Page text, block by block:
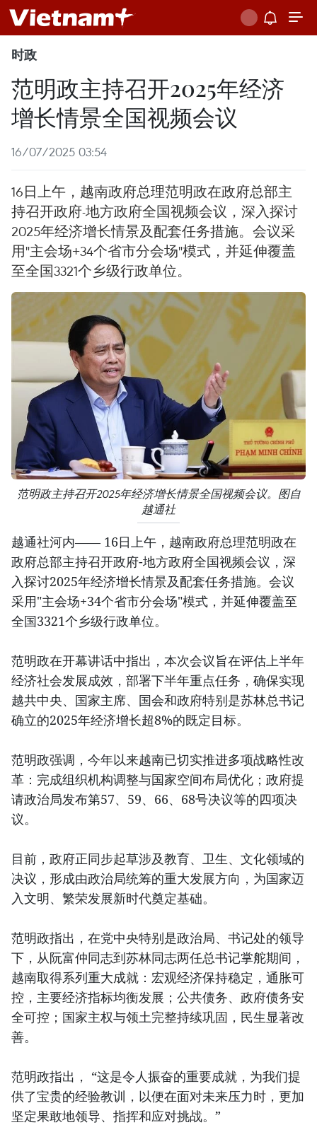
时政
范明政主持召开2025年经济
增长情景全国视频会议
16/07/2025 03:54
16日上午，越南政府总理范明政在政府总部主
持召开政府-地方政府全国视频会议，深入探讨
2025年经济增长情景及配套任务措施。会议采
用"主会场+34个省市分会场"模式，并延伸覆盖
至全国3321个乡级行政单位。
范明政主持召开2025年经济增长情景全国视频会议。图自
越通社
越通社河内—— 16日上午，越南政府总理范明政在
政府总部主持召开政府-地方政府全国视频会议，深
入探讨2025年经济增长情景及配套任务措施。会议
采用"主会场+34个省市分会场"模式，并延伸覆盖至
全国3321个乡级行政单位。
范明政在开幕讲话中指出，本次会议旨在评估上半年
经济社会发展成效，部署下半年重点任务，确保实现
越共中央、国家主席、国会和政府特别是苏林总书记
确立的2025年经济增长超8%的既定目标。
范明政强调，今年以来越南已切实推进多项战略性改
革：完成组织机构调整与国家空间布局优化；政府提
请政治局发布第57、59、66、68号决议等的四项决
议。
目前，政府正同步起草涉及教育、卫生、文化领域的
决议，形成由政治局统筹的重大发展方向，为国家迈
入文明、繁荣发展新时代奠定基础。
范明政指出，在党中央特别是政治局、书记处的领导
下，从阮富仲同志到苏林同志两任总书记掌舵期间，
越南取得系列重大成就：宏观经济保持稳定，通胀可
控，主要经济指标均衡发展；公共债务、政府债务安
全可控；国家主权与领土完整持续巩固，民生显著改
善。
范明政指出， “这是令人振奋的重要成就，为我们提
供了宝贵的经验教训，以便在面对未来压力时，更加
坚定果敢地领导、指挥和应对挑战。”